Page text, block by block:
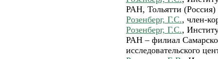
РАН, Тольятти (Россия)
Розенберг, Г.С., член-
Розенберг, Г.С.,
РАН – филиал
исследовательского